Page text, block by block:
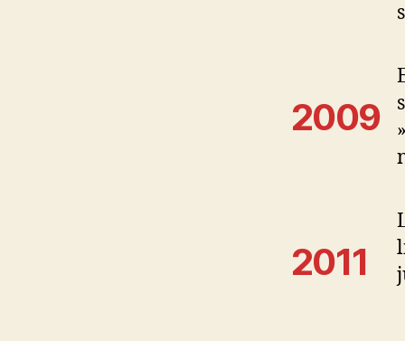
2009
2011